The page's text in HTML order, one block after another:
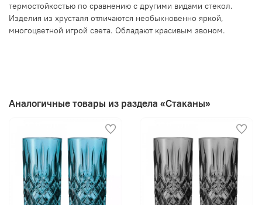
термостойкостью по сравнению с другими видами стекол.
Изделия из хрусталя отличаются необыкновенно яркой,
многоцветной игрой света. Обладают красивым звоном.
Аналогичные товары из раздела «Стаканы»